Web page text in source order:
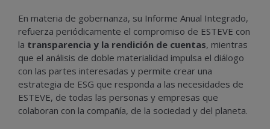
En materia de gobernanza, su Informe Anual Integrado,
refuerza periódicamente el compromiso de ESTEVE con
la transparencia y la rendición de cuentas, mientras
que el análisis de doble materialidad impulsa el diálogo
con las partes interesadas y permite crear una
estrategia de ESG que responda a las necesidades de
ESTEVE, de todas las personas y empresas que
colaboran con la compañía, de la sociedad y del planeta.